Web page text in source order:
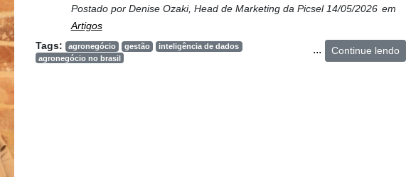
Postado por Denise Ozaki, Head de Marketing da Picsel 14/05/2026 em
Artigos
...
Tags: agronegócio gestão
inteligência de dados
agronegócio no brasil
Continue lendo